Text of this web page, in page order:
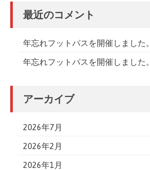
最近のコメント
年忘れフットパスを開催しました。
年忘れフットパスを開催しました。
アーカイブ
2026年7月
2026年2月
2026年1月